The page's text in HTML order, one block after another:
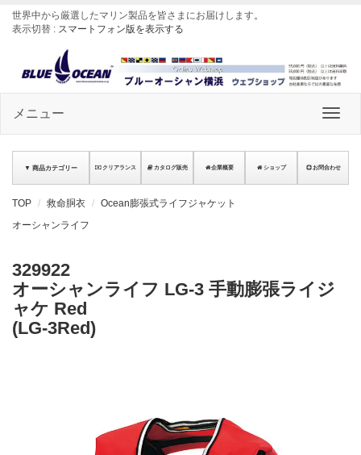
世界中から厳選したマリン製品を皆さまにお届けします。
表示切替 : スマートフォン版を表示する
メニュー
▼ 商品カテゴリー クリアランス カタログ販売 企業概要 ショップ お問合わせ
TOP 救命胴衣
Ocean膨張式ライフジャケット
オーシャンライフ
329922
オーシャンライフ LG-3 手動膨張ライジ
ャケ Red
(LG-3Red)